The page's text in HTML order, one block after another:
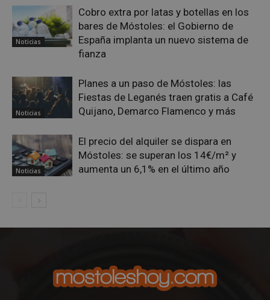
Noticias
Cobro extra por latas y botellas en los
bares de Móstoles: el Gobierno de
España implanta un nuevo sistema de
fianza
Noticias
Planes a un paso de Móstoles: las
Fiestas de Leganés traen gratis a Café
Quijano, Demarco Flamenco y más
Noticias
El precio del alquiler se dispara en
Móstoles: se superan los 14€/m² y
aumenta un 6,1% en el último año
__cf_bm
VISITOR_PRIVACY_METADATA
YouTube